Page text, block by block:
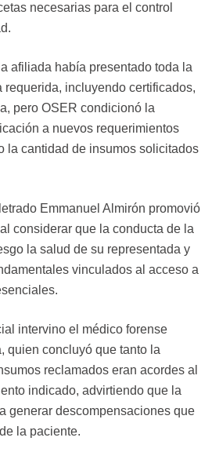
necesarias para el control
afiliada había presentado toda la
requerida, incluyendo certificados,
pero OSER condicionó la
a nuevos requerimientos
la cantidad de insumos solicitados
Emmanuel Almirón promovió
considerar que la conducta de la
la salud de su representada y
vinculados al acceso a
intervino el médico forense
quien concluyó que tanto la
reclamados eran acordes al
indicado, advirtiendo que la
generar descompensaciones que
la paciente.